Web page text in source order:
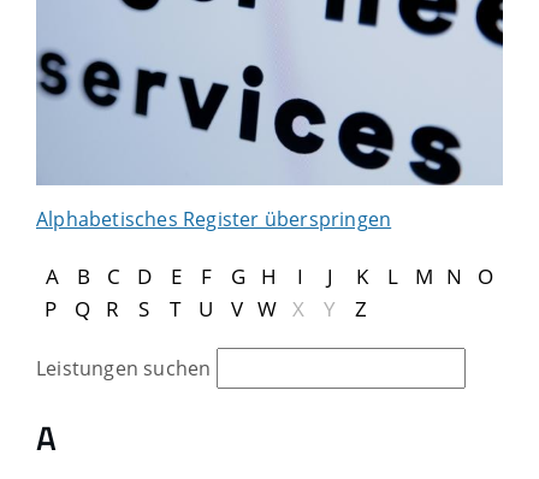
Alphabetisches Register überspringen
A B C D E F G H I J K L M N
O
P
Q R S T U V W X Y Z
Leistungen suchen
A